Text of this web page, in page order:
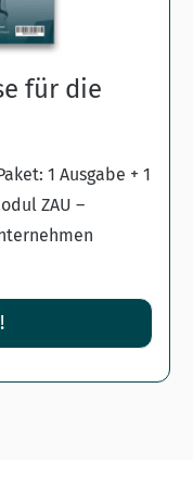
für die
1 Ausgabe + 1
ZAU –